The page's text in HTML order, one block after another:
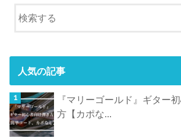
人気の記事
『マリーゴールド』ギター
方【カポな...